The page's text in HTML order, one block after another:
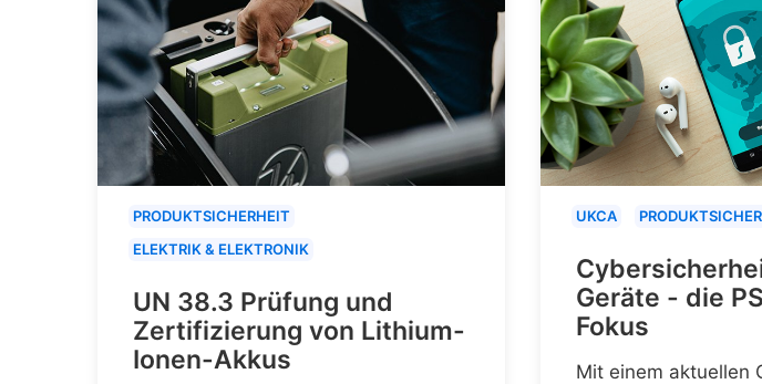
PRODUKTSICHERHEIT
ELEKTRIK & ELEKTRONIK
UN 38.3 Prüfung und
Zertifizierung von Lithium-
Ionen-Akkus
UKCA
Geräte - die
Fokus
Mit einem aktuellen